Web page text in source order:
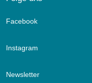
Facebook
Instagram
Newsletter